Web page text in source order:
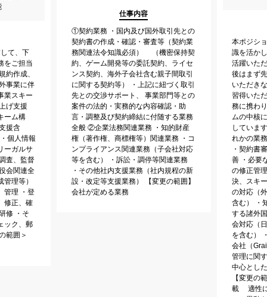
て、下
をご担当
約作成、
事業に伴
業スキー
げ支援
ーム構
援含
個人情報
ーガルサ
査、監督
会関連全
理等）
管理 ・登
修正、確
修 ・そ
ック、郵
範囲＞
仕事内容
①契約業務 ・国内及び国外取引先との
契約書の作成・確認・審査等（契約業
務関連法令知識必須） （機密保持契
約、ゲーム開発等の委託契約、ライセ
ンス契約、海外子会社含む親子間取引
に関する契約等） ・上記に紐づく取引
先との交渉サポート、 事業部門等との
案件の法的・実務的な内容確認・助
言・調整及び契約締結に付随する業務
全般 ②企業法務関連業務 ・知的財産
権（著作権、商標権等）関連業務 ・コ
ンプライアンス関連業務（子会社対応
等を含む） ・訴訟・調停等関連業務
・その他社内支援業務（社内規程の新
設・改定等支援業務） 【変更の範囲】
会社が定める業務
本ポジシ
識を活か
活躍いた
後はまず
いただき
習得いた
務に携わ
ムの中核
していま
れかの業
・契約書
善 ・必要
の修正管
決、スキ
の対応（
含む） ・
する諸外
会対応（
を含む）
会社（
管理に関
中心とし
【変更の
載 適性に